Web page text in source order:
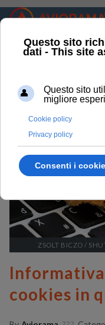
ZSOLT BICZO /
cookies in